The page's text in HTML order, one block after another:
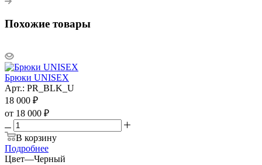
Похожие товары
Брюки UNISEX
Арт.: PR_BLK_U
18 000 ₽
от 18 000 ₽
В корзину
Подробнее
Цвет—Черный